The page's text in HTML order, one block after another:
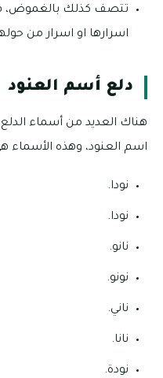
تتصف كذلك بالغموض،
اسرارها او اسرار من
دلع أسم العنود
هناك العديد من أسماء
اسم العنود، وهذه الأسماء
نودا.
نودا.
نانو.
نونو.
ناني.
نانا.
نودة.